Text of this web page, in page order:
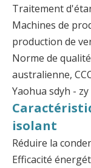
Traitement
Machines de
production de
Norme de qualité
australienne,
Yaohua sdyh - zy
isolant
Réduire la
Efficacité